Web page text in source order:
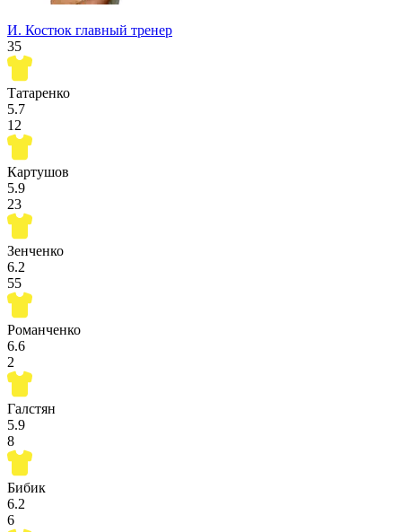
И. Костюк главный тренер
35
Татаренко
5.7
12
Картушов
5.9
23
Зенченко
6.2
55
Романченко
6.6
2
Галстян
5.9
8
Бибик
6.2
6